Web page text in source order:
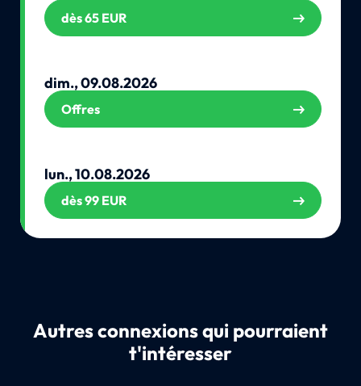
dès 65 EUR
dim., 09.08.2026
Offres
lun., 10.08.2026
dès 99 EUR
Autres connexions qui pourraient
t'intéresser